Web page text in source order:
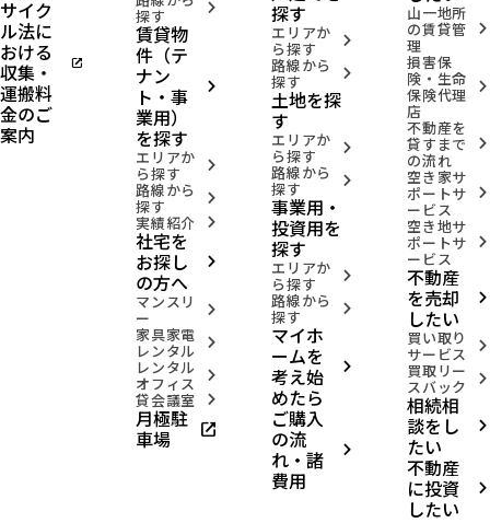
サイク
ル法に
おける
収集・
運搬料
金のご
案内
open_in_new
探す arrow_forward_ios
賃貸物
件（テ
ナン
ト・事
業用）
を探す
arrow_forward_ios
エリアか
ら探す arrow_forward_ios
路線から
探す arrow_forward_ios
実績紹介 arrow_forward_ios
社宅を
お探し
の方へ
arrow_forward_ios
マンスリ
ー arrow_forward_ios
家具家電
レンタル arrow_forward_ios
レンタル
オフィス arrow_forward_ios
貸会議室 arrow_forward_ios
月極駐
車場 open_in_new
探す
エリアか
ら探す arrow_forward_ios
路線から
探す arrow_forward_ios
土地を探
す
エリアか
ら探す arrow_forward_ios
路線から
探す arrow_forward_ios
事業用・
投資用を
探す
エリアか
ら探す arrow_forward_ios
路線から
探す arrow_forward_ios
マイホ
ームを
考え始
めたら
arrow_forward_ios
ご購入
の流
れ・諸
費用
arrow_forward_ios
山一地所
の賃貸管
理
arrow_forward_ios
損害保
険・生命
保険代理
店
arrow_forward_ios
不動産を
貸すまで
の流れ
arrow_forward_ios
空き家サ
ポートサ
ービス
arrow_forward_ios
空き地サ
ポートサ
ービス
arrow_forward_ios
不動産
を売却
したい
arrow_forward_ios
買い取り
サービス arrow_forward_ios
買取リー
スバック arrow_forward_ios
相続相
談をし
たい
arrow_forward_ios
不動産
に投資
したい
arrow_forward_ios